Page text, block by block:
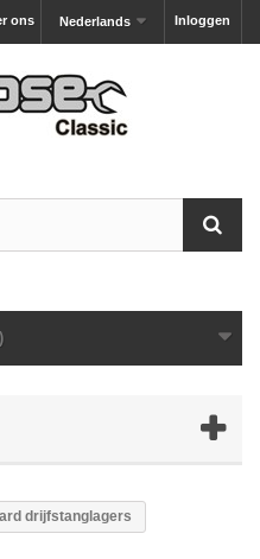
Inloggen
Nederlands
ons
drijfstanglagers